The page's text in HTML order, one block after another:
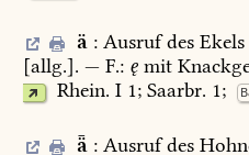
ä :AusrufdesEkels
[allg.]. — F.: ę mit
Rhein. I1;Saarbr. 1;
ǟ :Ausrufdes